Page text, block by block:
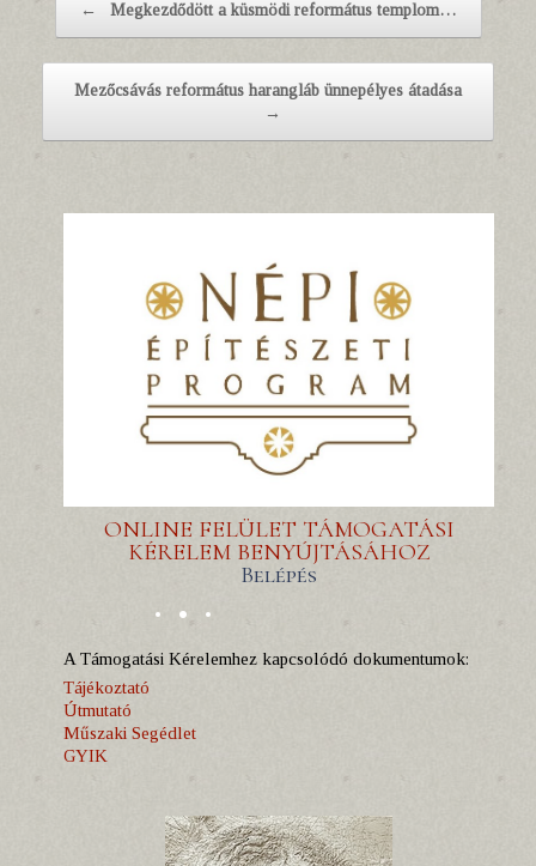
←
Megkezdődött a küsmödi református templom…
Mezőcsávás református harangláb ünnepélyes átadása
→
ONLINE FELÜLET TÁMOGATÁSI
KÉRELEM BENYÚJTÁSÁHOZ
Belépés
A Támogatási Kérelemhez kapcsolódó dokumentumok:
Tájékoztató
Útmutató
Műszaki Segédlet
GYIK